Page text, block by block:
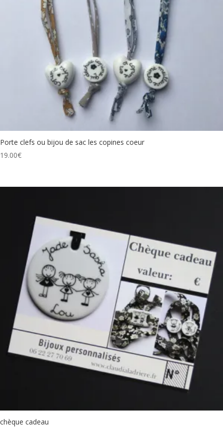
Porte clefs ou bijou de sac les copines coeur
19.00€
chèque cadeau